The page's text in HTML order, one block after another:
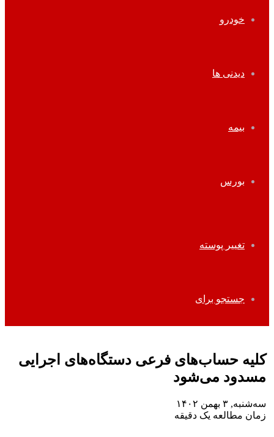
خودرو
دیدنی ها
بیمه
بورس
تغییر پوسته
جستجو برای
کلیه حساب‌های فرعی دستگاه‌های اجرایی
مسدود می‌شود
سه‌شنبه, ۳ بهمن ۱۴۰۲
زمان مطالعه یک دقیقه